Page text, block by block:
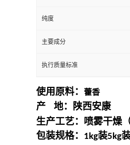
纯度
主要成分
执行质量标准
使用原料： 藿香
产 地：
陕西安康
生产工艺：喷雾干燥
包装规格：
1kg装5kg